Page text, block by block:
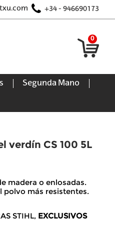
+34 - 946690173
0
Segunda Mano
verdín CS 100 5L
madera o enlosadas.
polvo más resistentes.
STIHL, EXCLUSIVOS